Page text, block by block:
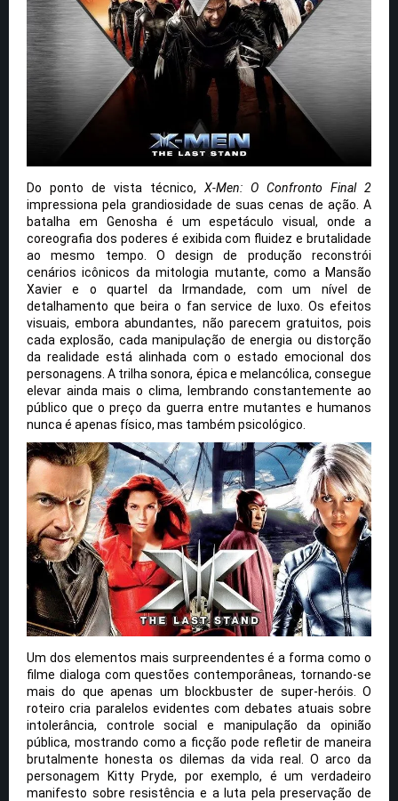
Do ponto de vista técnico, X-Men: O Confronto Final 2
impressiona pela grandiosidade de suas cenas de ação. A
batalha em Genosha é um espetáculo visual, onde a
coreografia dos poderes é exibida com fluidez e brutalidade
ao mesmo tempo. O design de produção reconstrói
cenários icônicos da mitologia mutante, como a Mansão
Xavier e o quartel da Irmandade, com um nível de
detalhamento que beira o fan service de luxo. Os efeitos
visuais, embora abundantes, não parecem gratuitos, pois
cada explosão, cada manipulação de energia ou distorção
da realidade está alinhada com o estado emocional dos
personagens. A trilha sonora, épica e melancólica, consegue
elevar ainda mais o clima, lembrando constantemente ao
público que o preço da guerra entre mutantes e humanos
nunca é apenas físico, mas também psicológico.
Um dos elementos mais surpreendentes é a forma como o
filme dialoga com questões contemporâneas, tornando-se
mais do que apenas um blockbuster de super-heróis. O
roteiro cria paralelos evidentes com debates atuais sobre
intolerância, controle social e manipulação da opinião
pública, mostrando como a ficção pode refletir de maneira
brutalmente honesta os dilemas da vida real. O arco da
personagem Kitty Pryde, por exemplo, é um verdadeiro
manifesto sobre resistência e a luta pela preservação de